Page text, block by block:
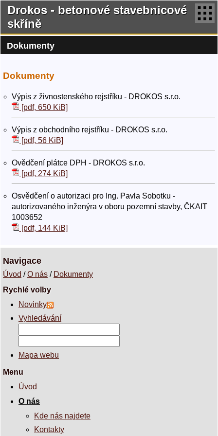
Drokos - betonové stavebnicové
skříně
Dokumenty
Dokumenty
Výpis z živnostenského rejstříku - DROKOS s.r.o.
[pdf, 650 KiB]
Výpis z obchodního rejstříku - DROKOS s.r.o.
[pdf, 56 KiB]
Ovědčení plátce DPH - DROKOS s.r.o.
[pdf, 274 KiB]
Osvědčení o autorizaci pro Ing. Pavla Sobotku -
autorizovaného inženýra v oboru pozemní stavby, ČKAIT
1003652
[pdf, 144 KiB]
Navigace
Úvod /O nás / Dokumenty
Rychlé volby
Novinky
Vyhledávání
Mapa webu
Menu
Úvod
O nás
Kde nás najdete
Kontakty